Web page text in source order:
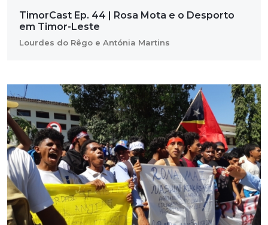
TimorCast Ep. 44 | Rosa Mota e o Desporto
em Timor-Leste
Lourdes do Rêgo e Antónia Martins